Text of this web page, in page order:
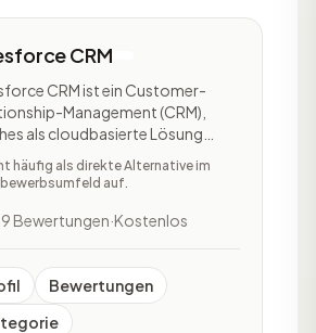
CRM
CRM ist ein Customer-
Management (CRM),
als cloudbasierte Lösung
wird. Salesforce CRM
dabei nicht mehr nur rein als
statt, sondern vielfach auch
Tool für
häufig als direkte Alternative im
auf.
Bewertungen·Kostenlos
Bewertungen